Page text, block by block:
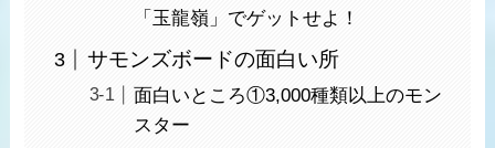
「玉龍嶺」でゲットせよ！
サモンズボードの面白い所
面白いところ①3,000種類以上のモン
スター